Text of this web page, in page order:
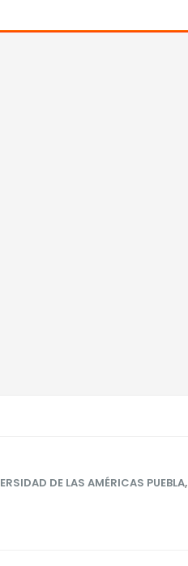
DE LAS AMÉRICAS PUEBLA,